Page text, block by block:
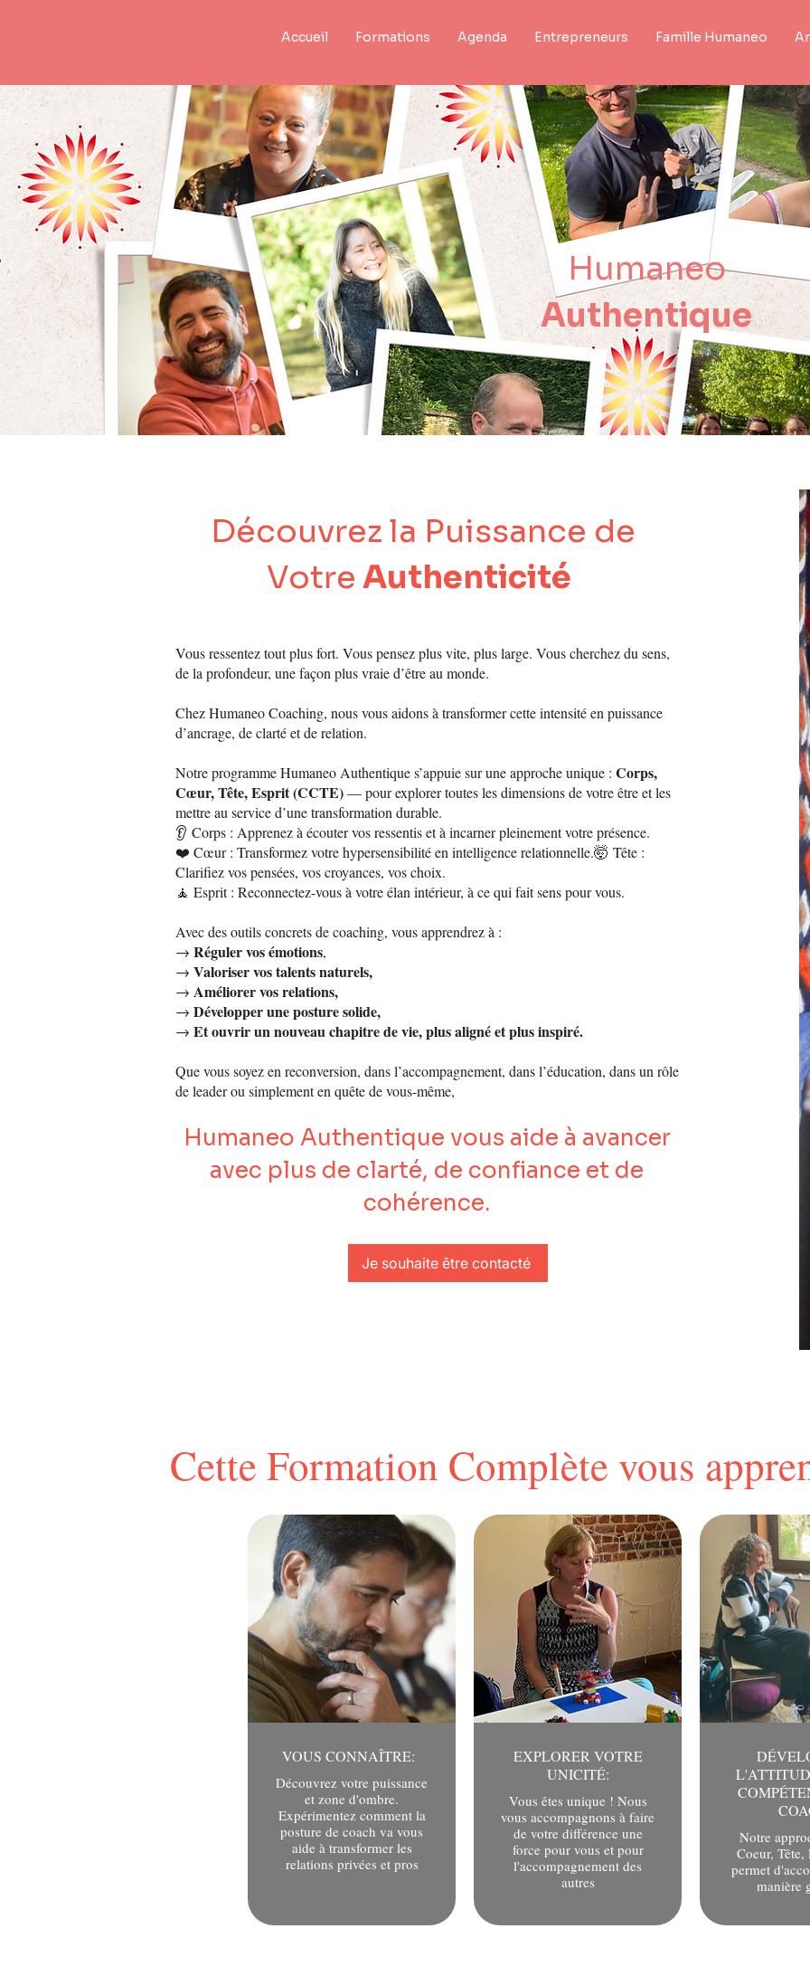
Accueil Formations Agenda Entrepreneurs Famille Humaneo
Humaneo
Authentique
Découvrez la Puissance de
Votre Authenticité
Je m'appelle Dominique
Vous ressentez tout plus fort. Vous pensez plus vite, plus large. Vous cherchez du sens,
de la profondeur, une façon plus vraie d’être au monde.
Chez Humaneo Coaching, nous vous aidons à transformer cette intensité en puissance
d’ancrage, de clarté et de relation.
Notre programme Humaneo Authentique s’appuie sur une approche unique : Corps,
Cœur, Tête, Esprit (CCTE)— pour explorer toutes les dimensions de votre être et les
mettre au service d’une transformation durable.
👂 Corps : Apprenez à écouter vos ressentis et à incarner pleinement votre présence.
❤️ Cœur : Transformez votre hypersensibilité en intelligence relationnelle.🤯 Tête :
Clarifiez vos pensées, vos croyances, vos choix.
🧘 Esprit : Reconnectez-vous à votre élan intérieur, à ce qui fait sens pour vous.
Avec des outils concrets de coaching, vous apprendrez à :
→ Réguler vos émotions,
→ Valoriser vos talents naturels,
→ Améliorer vos relations,
→ Développer une posture solide,
→ Et ouvrir un nouveau chapitre de vie, plus aligné et plus inspiré.
Que vous soyez en reconversion, dans l’accompagnement, dans l’éducation, dans un rôle
de leader ou simplement en quête de vous-même,
Humaneo Authentique vous aide à avancer
avec plus de clarté, de confiance et de
cohérence.
Je souhaite être contacté
Cette Formation Complète vous
Découvrez votre puissance
et zone d'ombre.
Expérimentez comment la
posture de coach va vous
aide à transformer les
relations privées et pros
EXPLORER VOTRE
UNICITÉ:
Vous êtes unique ! Nous
vous accompagnons à faire
de votre différence une
force pour vous et pour
l'accompagnement des
autres
Notre
Coeur,
permet
manière